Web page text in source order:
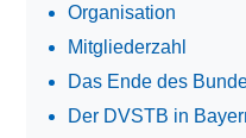
Organisation
Mitgliederzahl
Das Ende des
Der DVSTB in